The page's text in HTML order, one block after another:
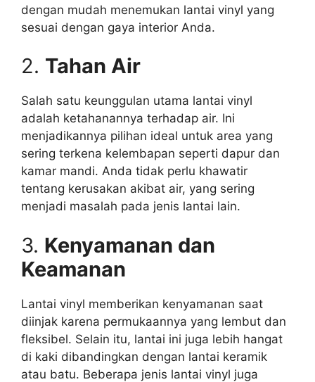
dengan mudah menemukan lantai vinyl yang
sesuai dengan gaya interior Anda.
2. Tahan Air
Salah satu keunggulan utama lantai vinyl
adalah ketahanannya terhadap air. Ini
menjadikannya pilihan ideal untuk area yang
sering terkena kelembapan seperti dapur dan
kamar mandi. Anda tidak perlu khawatir
tentang kerusakan akibat air, yang sering
menjadi masalah pada jenis lantai lain.
3. Kenyamanan dan
Keamanan
Lantai vinyl memberikan kenyamanan saat
diinjak karena permukaannya yang lembut dan
fleksibel. Selain itu, lantai ini juga lebih hangat
di kaki dibandingkan dengan lantai keramik
atau batu. Beberapa jenis lantai vinyl juga